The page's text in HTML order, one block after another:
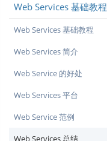
Web Services 基础教程
Web Services 基础教程
Web Services 简介
Web Service 的好处
Web Services 平台
Web Service 范例
Web Services 总结